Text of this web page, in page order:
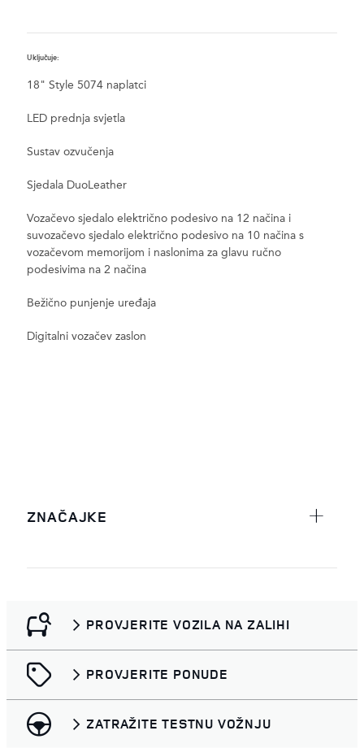
Uključuje:
18" Style 5074 naplatci
LED prednja svjetla
Sustav ozvučenja
Sjedala DuoLeather
Vozačevo sjedalo električno podesivo na 12 načina i
suvozačevo sjedalo električno podesivo na 10 načina s
vozačevom memorijom i naslonima za glavu ručno
podesivima na 2 načina
Bežično punjenje uređaja
Digitalni vozačev zaslon
ZNAČAJKE
PROVJERITE VOZILA NA ZALIHI
PROVJERITE PONUDE
ZATRAŽITE TESTNU VOŽNJU